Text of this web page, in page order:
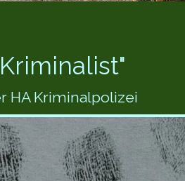
HA Kriminalpolizei